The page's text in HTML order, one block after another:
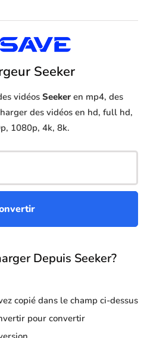
Seeker
vidéos Seeker en mp4, des
des vidéos en hd, full hd,
1080p, 4k, 8k.
Depuis Seeker?
copié dans le champ ci-dessus
pour convertir